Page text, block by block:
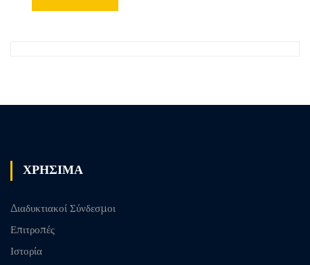
ΧΡΗΣΙΜΑ
Διαδυκτιακοί Σύνδεσμοι
Επιτροπές
Ιστορία